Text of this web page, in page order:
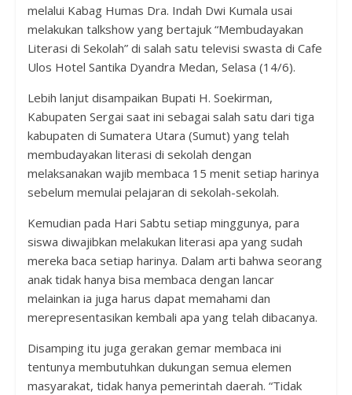
melalui Kabag Humas Dra. Indah Dwi Kumala usai
melakukan talkshow yang bertajuk “Membudayakan
Literasi di Sekolah” di salah satu televisi swasta di Cafe
Ulos Hotel Santika Dyandra Medan, Selasa (14/6).
Lebih lanjut disampaikan Bupati H. Soekirman,
Kabupaten Sergai saat ini sebagai salah satu dari tiga
kabupaten di Sumatera Utara (Sumut) yang telah
membudayakan literasi di sekolah dengan
melaksanakan wajib membaca 15 menit setiap harinya
sebelum memulai pelajaran di sekolah-sekolah.
Kemudian pada Hari Sabtu setiap minggunya, para
siswa diwajibkan melakukan literasi apa yang sudah
mereka baca setiap harinya. Dalam arti bahwa seorang
anak tidak hanya bisa membaca dengan lancar
melainkan ia juga harus dapat memahami dan
merepresentasikan kembali apa yang telah dibacanya.
Disamping itu juga gerakan gemar membaca ini
tentunya membutuhkan dukungan semua elemen
masyarakat, tidak hanya pemerintah daerah. “Tidak